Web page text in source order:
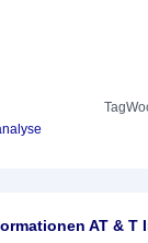
Tag
AT & T